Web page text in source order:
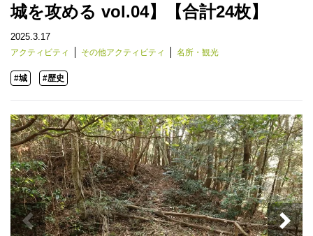
城を攻める vol.04】【合計24枚】
2025.3.17
アクティビティ その他アクティビティ 名所・観光
#城 #歴史